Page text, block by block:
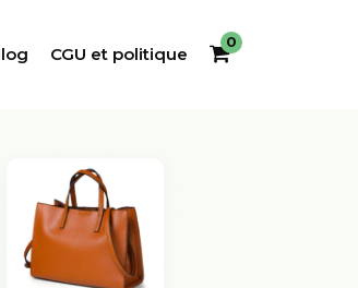
CGU et politique
0